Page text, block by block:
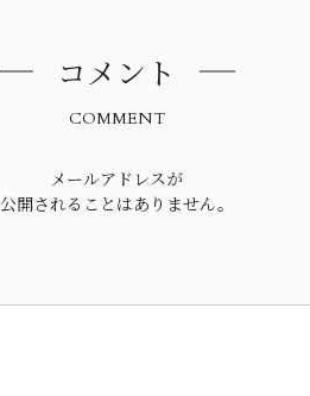
コメント
COMMENT
メールアドレスが
公開されることはありません。